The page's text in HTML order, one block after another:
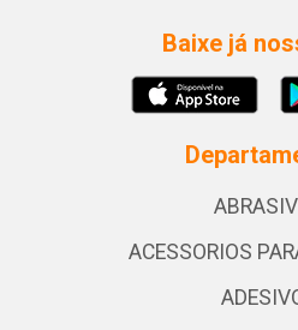
Baixe já
ACESSORIOS